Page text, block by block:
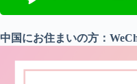
中国にお住まいの方：